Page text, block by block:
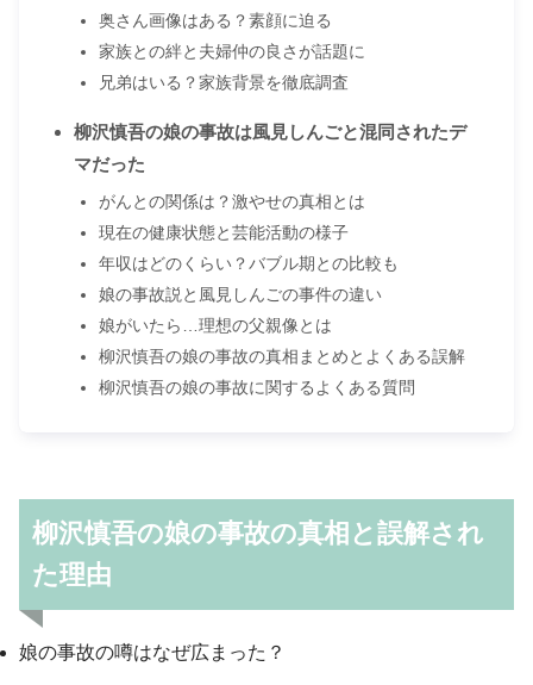
奥さん画像はある？素顔に迫る
家族との絆と夫婦仲の良さが話題に
兄弟はいる？家族背景を徹底調査
柳沢慎吾の娘の事故は風見しんごと混同されたデ
マだった
がんとの関係は？激やせの真相とは
現在の健康状態と芸能活動の様子
年収はどのくらい？バブル期との比較も
娘の事故説と風見しんごの事件の違い
娘がいたら…理想の父親像とは
柳沢慎吾の娘の事故の真相まとめとよくある誤解
柳沢慎吾の娘の事故に関するよくある質問
柳沢慎吾の娘の事故の真相と誤解され
た理由
娘の事故の噂はなぜ広まった？